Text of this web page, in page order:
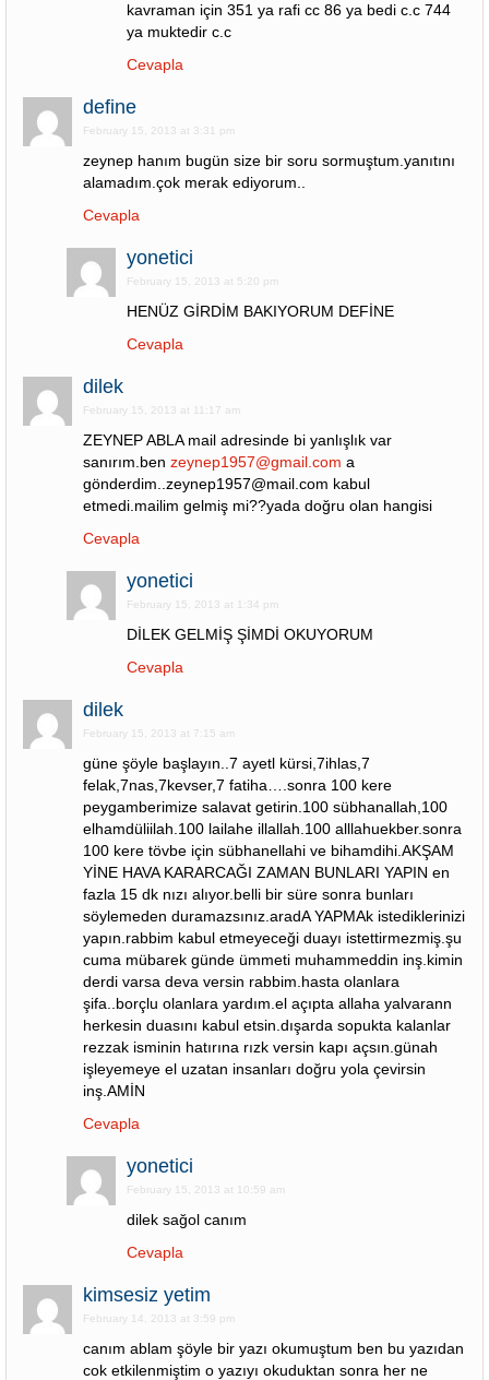
kavraman için 351 ya rafi cc 86 ya bedi c.c 744
ya muktedir c.c
Cevapla
define
February 15, 2013 at 3:31 pm
zeynep hanım bugün size bir soru sormuştum.yanıtını
alamadım.çok merak ediyorum..
Cevapla
yonetici
February 15, 2013 at 5:20 pm
HENÜZ GİRDİM BAKIYORUM DEFİNE
Cevapla
dilek
February 15, 2013 at 11:17 am
ZEYNEP ABLA mail adresinde bi yanlışlık var
sanırım.ben zeynep1957@gmail.com a
gönderdim..zeynep1957@mail.com kabul
etmedi.mailim gelmiş mi??yada doğru olan hangisi
Cevapla
yonetici
February 15, 2013 at 1:34 pm
DİLEK GELMİŞ ŞİMDİ OKUYORUM
Cevapla
dilek
February 15, 2013 at 7:15 am
güne şöyle başlayın..7 ayetl kürsi,7ihlas,7
felak,7nas,7kevser,7 fatiha….sonra 100 kere
peygamberimize salavat getirin.100 sübhanallah,100
elhamdüliilah.100 lailahe illallah.100 alllahuekber.sonra
100 kere tövbe için sübhanellahi ve bihamdihi.AKŞAM
YİNE HAVA KARARCAĞI ZAMAN BUNLARI YAPIN en
fazla 15 dk nızı alıyor.belli bir süre sonra bunları
söylemeden duramazsınız.aradA YAPMAk istediklerinizi
yapın.rabbim kabul etmeyeceği duayı istettirmezmiş.şu
cuma mübarek günde ümmeti muhammeddin inş.kimin
derdi varsa deva versin rabbim.hasta olanlara
şifa..borçlu olanlara yardım.el açıpta allaha yalvarann
herkesin duasını kabul etsin.dışarda sopukta kalanlar
rezzak isminin hatırına rızk versin kapı açsın.günah
işleyemeye el uzatan insanları doğru yola çevirsin
inş.AMİN
Cevapla
yonetici
February 15, 2013 at 10:59 am
dilek sağol canım
Cevapla
kimsesiz yetim
February 14, 2013 at 3:59 pm
canım ablam şöyle bir yazı okumuştum ben bu yazıdan
cok etkilenmiştim o yazıyı okuduktan sonra her ne